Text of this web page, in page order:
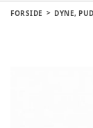
FORSIDE DYNE,